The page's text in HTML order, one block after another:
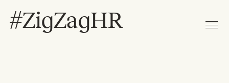
#ZigZagHR